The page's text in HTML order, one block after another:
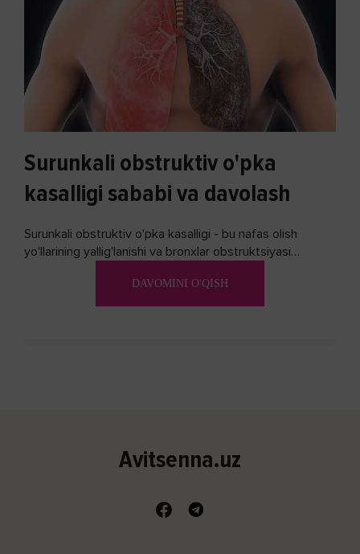
Surunkali obstruktiv o'pka
kasalligi sababi va davolash
Surunkali obstruktiv o'pka kasalligi - bu nafas olish
yo'llarining yallig'lanishi va bronxlar obstruktsiyasi
DAVOMINI O'QISH
Avitsenna.uz